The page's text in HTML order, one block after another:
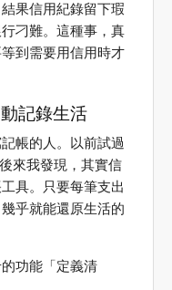
果信用紀錄留下瑕
刁難。這種事，真
到需要用信用時才
記錄生活
帳的人。以前試過
來我發現，其實信
具。只要每筆支出
乎就能還原生活的
功能「定義清